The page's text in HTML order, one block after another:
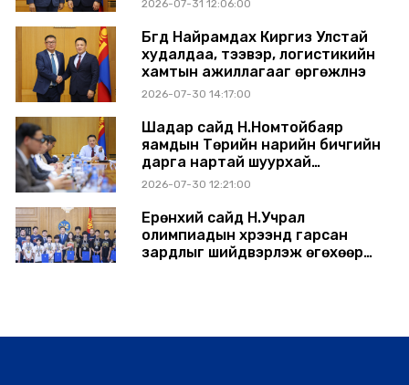
2026-07-31 12:06:00
Бүгд Найрамдах Киргиз Улстай
худалдаа, тээвэр, логистикийн
хамтын ажиллагааг өргөжүүлнэ
2026-07-30 14:17:00
Шадар сайд Н.Номтойбаяр
яамдын Төрийн нарийн бичгийн
дарга нартай шуурхай
хуралдлаа
2026-07-30 12:21:00
Ерөнхий сайд Н.Учрал
олимпиадын хүрээнд гарсан
зардлыг шийдвэрлэж өгөхөөр